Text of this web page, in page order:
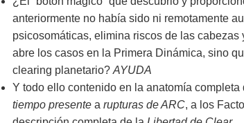
anteriormente no había sido ni remotamente
psicosomáticas, elimina riscos de las
abre los casos en la Primera Dinámica, sino
clearing planetario? AYUDA
Y todo ello contenido en la anatomía
tiempo presente a rupturas de ARC, a los